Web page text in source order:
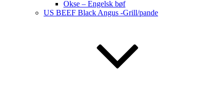
Okse – Engelsk bøf
US BEEF Black Angus -Grill/pande